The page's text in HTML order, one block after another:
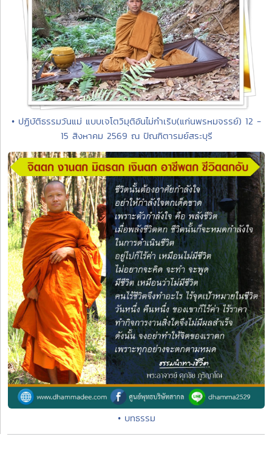
• ปฏิบัติธรรมวันแม่ แบบเจโตวิมุติอันไม่กำเริบ(แก่นพรหมจรรย์) 12 -
15 สิงหาคม 2569 ณ ปัณฑิตารมย์สระบุรี
• บทธรรม